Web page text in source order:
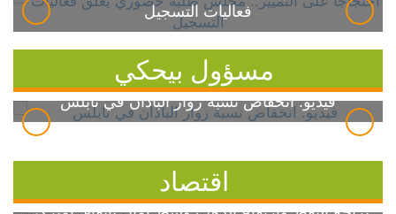
فعاليات التسجيل
مسؤول بيحكي
فيديو: انخفاض نسبة زوار الباذان في نابلس
اقتصاد